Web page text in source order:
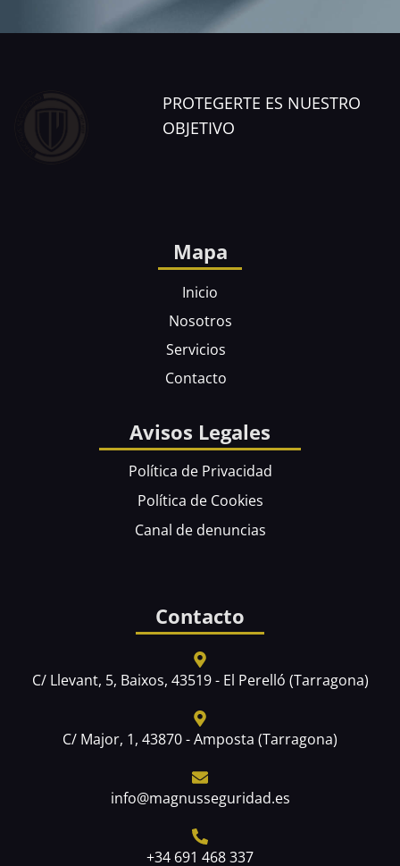
PROTEGERTE ES NUESTRO
OBJETIVO
Mapa
Inicio
Nosotros
Servicios
Contacto
Avisos Legales
Política de Privacidad
Política de Cookies
Canal de denuncias
Contacto
C/ Llevant, 5, Baixos, 43519 - El Perelló (Tarragona)
C/ Major, 1, 43870 - Amposta (Tarragona)
info@magnusseguridad.es
+34 691 468 337